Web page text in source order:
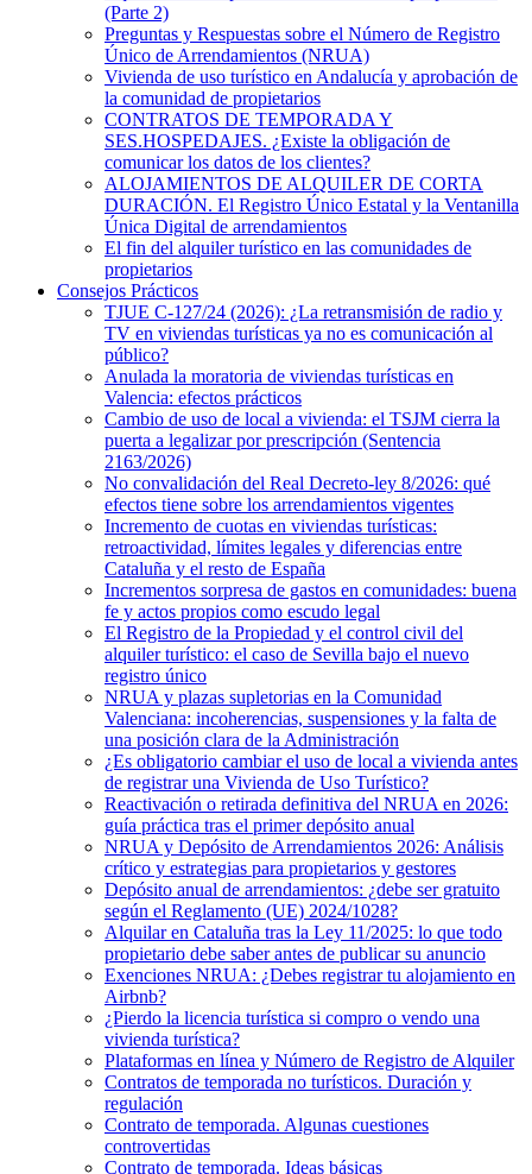
(Parte 2)
Preguntas y Respuestas sobre el Número de Registro
Único de Arrendamientos (NRUA)
Vivienda de uso turístico en Andalucía y aprobación de
la comunidad de propietarios
CONTRATOS DE TEMPORADA Y
SES.HOSPEDAJES. ¿Existe la obligación de
comunicar los datos de los clientes?
ALOJAMIENTOS DE ALQUILER DE CORTA
DURACIÓN. El Registro Único Estatal y la Ventanilla
Única Digital de arrendamientos
El fin del alquiler turístico en las comunidades de
propietarios
Consejos Prácticos
TJUE C-127/24 (2026): ¿La retransmisión de radio y
TV en viviendas turísticas ya no es comunicación al
público?
Anulada la moratoria de viviendas turísticas en
Valencia: efectos prácticos
Cambio de uso de local a vivienda: el TSJM cierra la
puerta a legalizar por prescripción (Sentencia
2163/2026)
No convalidación del Real Decreto-ley 8/2026: qué
efectos tiene sobre los arrendamientos vigentes
Incremento de cuotas en viviendas turísticas:
retroactividad, límites legales y diferencias entre
Cataluña y el resto de España
Incrementos sorpresa de gastos en comunidades: buena
fe y actos propios como escudo legal
El Registro de la Propiedad y el control civil del
alquiler turístico: el caso de Sevilla bajo el nuevo
registro único
NRUA y plazas supletorias en la Comunidad
Valenciana: incoherencias, suspensiones y la falta de
una posición clara de la Administración
¿Es obligatorio cambiar el uso de local a vivienda antes
de registrar una Vivienda de Uso Turístico?
Reactivación o retirada definitiva del NRUA en 2026:
guía práctica tras el primer depósito anual
NRUA y Depósito de Arrendamientos 2026: Análisis
crítico y estrategias para propietarios y gestores
Depósito anual de arrendamientos: ¿debe ser gratuito
según el Reglamento (UE) 2024/1028?
Alquilar en Cataluña tras la Ley 11/2025: lo que todo
propietario debe saber antes de publicar su anuncio
Exenciones NRUA: ¿Debes registrar tu alojamiento en
Airbnb?
¿Pierdo la licencia turística si compro o vendo una
vivienda turística?
Plataformas en línea y Número de Registro de Alquiler
Contratos de temporada no turísticos. Duración y
regulación
Contrato de temporada. Algunas cuestiones
controvertidas
Contrato de temporada. Ideas básicas